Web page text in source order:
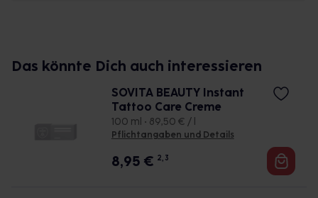
Das könnte Dich auch interessieren
SOVITA BEAUTY Instant
Tattoo Care Creme
100 ml • 89,50 € / l
Pflichtangaben und Details
8,95 € 2, 3